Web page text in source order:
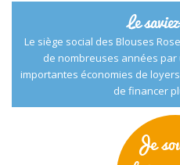
Le
Le siège social des Blouses
de nombreuses années
importantes économies de
de financer
Je